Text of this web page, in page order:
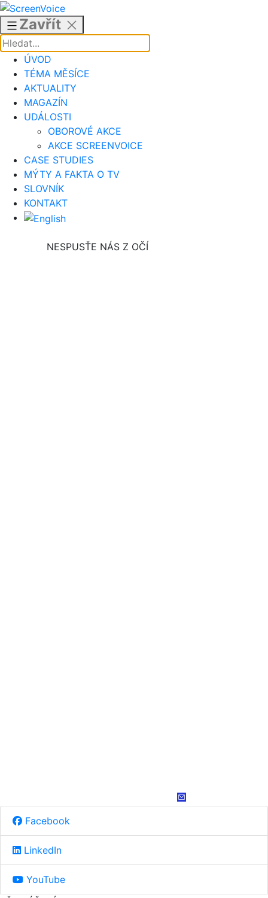
Přejít
obsahu
Zavřít
ÚVOD
TÉMA MĚSÍCE
AKTUALITY
MAGAZÍN
UDÁLOSTI
OBOROVÉ AKCE
AKCE SCREENVOICE
CASE STUDIES
MÝTY A FAKTA O TV
SLOVNÍK
KONTAKT
NESPUSŤE NÁS Z OČÍ
Facebook
LinkedIn
YouTube